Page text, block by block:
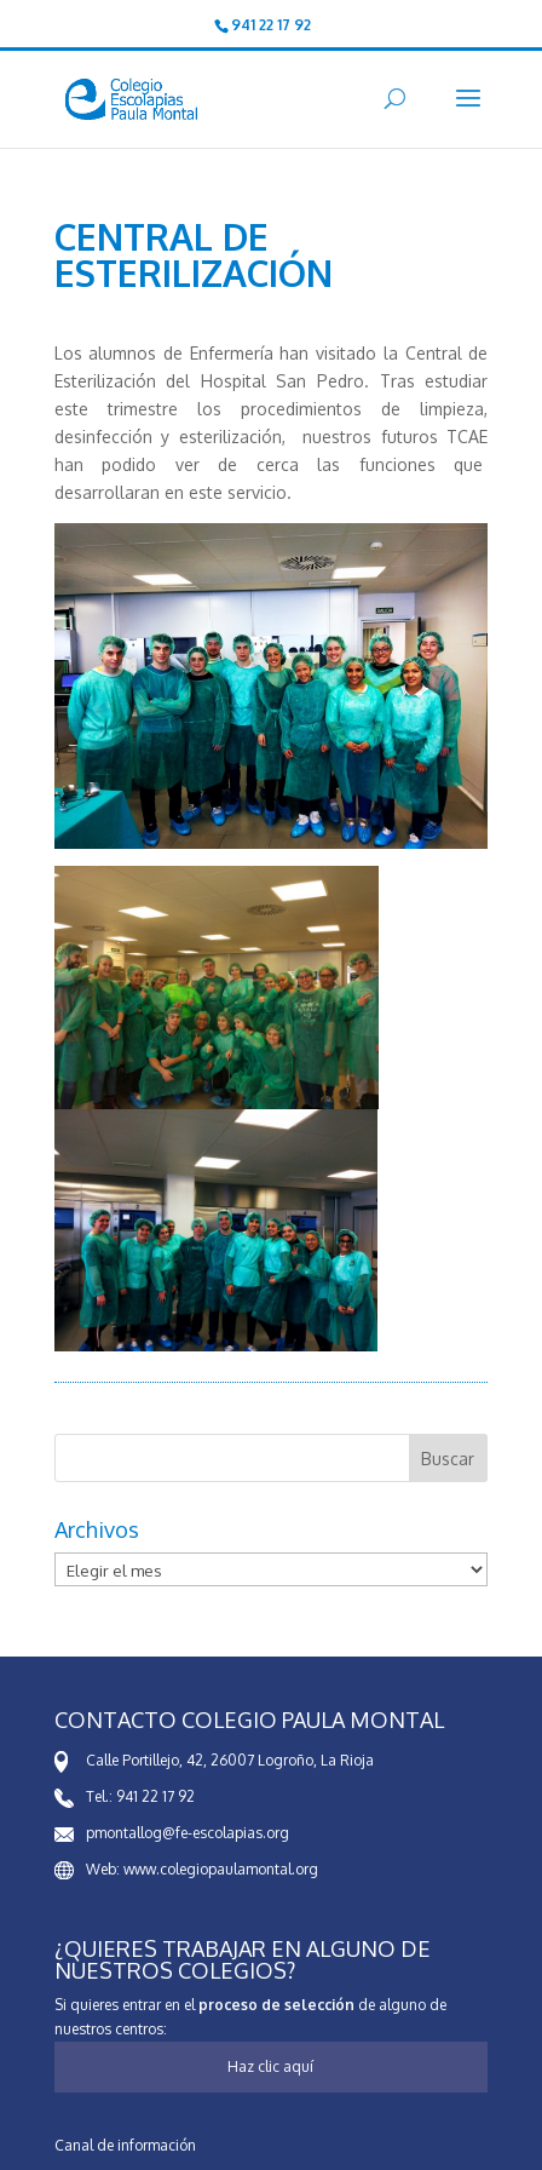
941 22 17 92
CENTRAL DE
ESTERILIZACIÓN
Los alumnos de Enfermería han visitado la Central de
Esterilización del Hospital San Pedro. Tras estudiar
este trimestre los procedimientos de limpieza,
desinfección y esterilización, nuestros futuros TCAE
han podido ver de cerca las funciones que
desarrollaran en este servicio.
Archivos
Archivos
CONTACTO COLEGIO PAULA MONTAL
Calle Portillejo, 42, 26007 Logroño, La Rioja
Tel.: 941 22 17 92
pmontallog@fe-escolapias.org
Web: www.colegiopaulamontal.org
¿QUIERES TRABAJAR EN ALGUNO DE
NUESTROS COLEGIOS?
Si quieres entrar en el proceso de selección de alguno de
nuestros centros:
Haz clic aquí
Canal de información